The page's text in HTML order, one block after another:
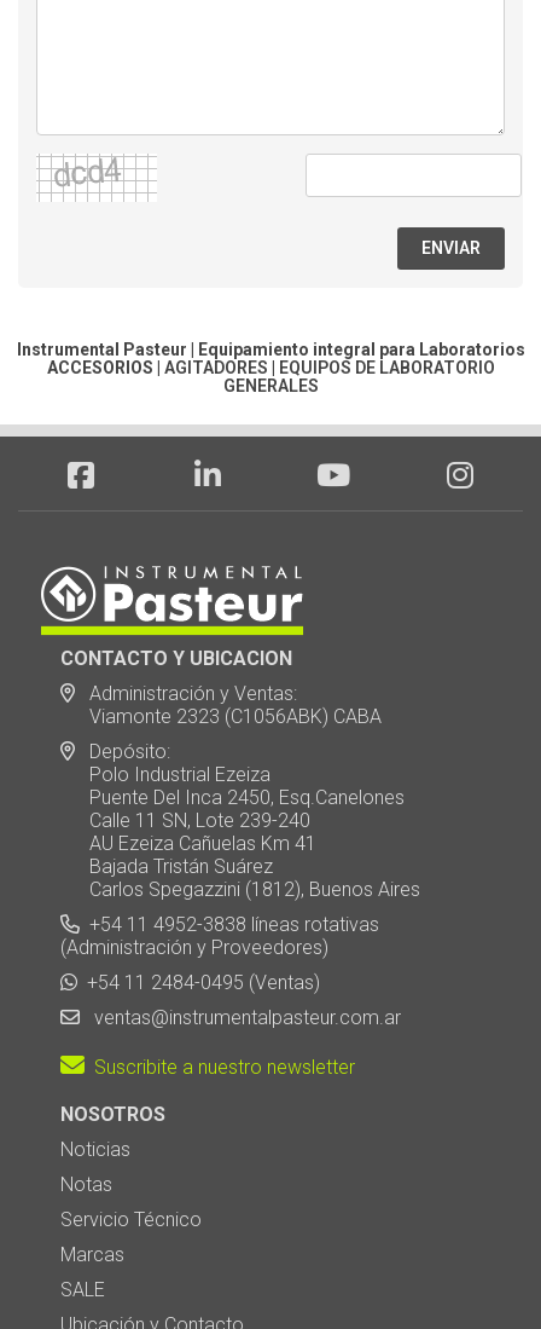
ENVIAR
Instrumental Pasteur | Equipamiento integral para Laboratorios
ACCESORIOS
AGITADORES
EQUIPOS DE LABORATORIO
GENERALES
CONTACTO Y UBICACION
Administración y Ventas:
Viamonte 2323 (C1056ABK) CABA
Depósito:
Polo Industrial Ezeiza
Puente Del Inca 2450, Esq.Canelones
Calle 11 SN, Lote 239-240
AU Ezeiza Cañuelas Km 41
Bajada Tristán Suárez
Carlos Spegazzini (1812), Buenos Aires
+54 11 4952-3838 líneas rotativas
(Administración y Proveedores)
+54 11 2484-0495 (Ventas)
ventas@instrumentalpasteur.com.ar
Suscribite a nuestro newsletter
NOSOTROS
Noticias
Notas
Servicio Técnico
Marcas
SALE